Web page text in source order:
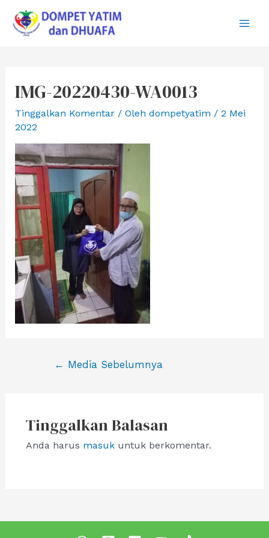
konten
IMG-20220430-WA0013
Tinggalkan Komentar / Oleh dompetyatim / 2 Mei
2022
Navigasi
← Media Sebelumnya
Tinggalkan Balasan
Anda harus masukuntuk berkomentar.